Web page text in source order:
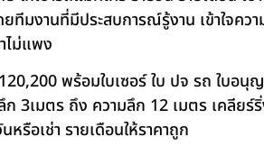
ทีมงานที่มีประสบการณ์รู้งาน เข้าใจคว
ไม่แพง
พร้อมใบเซอร์ ใบ ปจ รถ ใบอนุ
ก 3เมตร ถึง ความลึก 12 เมตร เคลีย
รือเช่า รายเดือนให้ราคาถูก